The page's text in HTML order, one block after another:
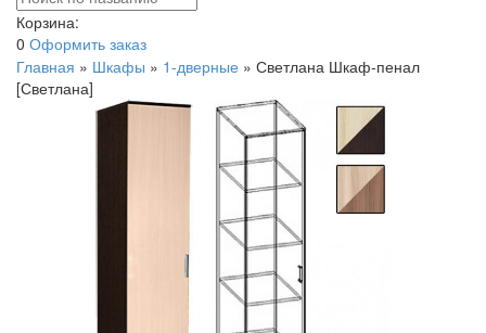
Корзина:
0 Оформить заказ
Главная » Шкафы » 1-дверные » Светлана Шкаф-пенал
[Светлана]